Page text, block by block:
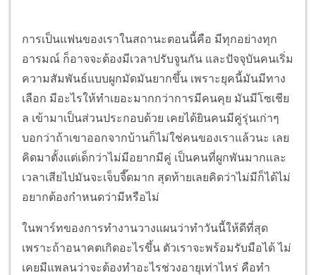
การเป็นแฟนของเราในสถานะตอนนี้คือ มีทุกอย่างทุก
อารมณ์ ก็อาจจะต้องมีเวลาปรับจูนกัน และปัจจุบันคนเริ่ม
ความสัมพันธ์แบบผูกมัดมันยากขึ้น เพราะยุคนี้มันมีทาง
เลือก มีอะไรให้ทำเยอะมากกว่าการมีคนคุย มันมีโซเชีย
ล เข้ามาเป็นส่วนประกอบด้วย เคยได้ยินคนมีคู่รุ่นเก่าๆ
บอกว่าถ้าเขาออกจากบ้านก็ไม่ใช่คนของเราแล้วนะ เลย
คิดมาตั้งแต่เด็กว่าไม่มีอยากมีคู่ เป็นคนที่ผูกพันมากและ
เวลาเสียไปมันจะเจ็บจี๊ดมาก สุดท้ายเลยคิดว่าไม่มีก็ได้ไม่
อยากต้องกำหนดว่ามีหรือไม่
ในพาร์ทของการทำงานวางแผนว่าทำวันนี้ให้ดีที่สุด
เพราะถ้าอนาคตเกิดอะไรขึ้น ตัวเราจะพร้อมรับมือได้ ไม่
เคยมีแพลนว่าจะต้องทำอะไรช่วงอายุเท่าไหร่ คือทำ